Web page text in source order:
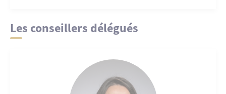
Les conseillers délégués